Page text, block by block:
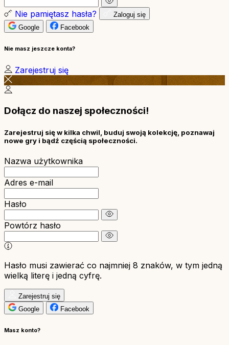
Nie pamiętasz hasła?
Zaloguj się
Google
Facebook
Nie masz jeszcze konta?
Zarejestruj się
Dołącz do naszej społeczności!
Zarejestruj się w kilka chwil, buduj swoją kolekcję, poznawaj
nowe gry i bądź częścią społeczności.
Nazwa użytkownika
Adres e-mail
Hasło
Powtórz hasło
Hasło musi zawierać co najmniej 8 znaków, w tym jedną
wielką literę i jedną cyfrę.
Zarejestruj się
Google
Facebook
Masz konto?